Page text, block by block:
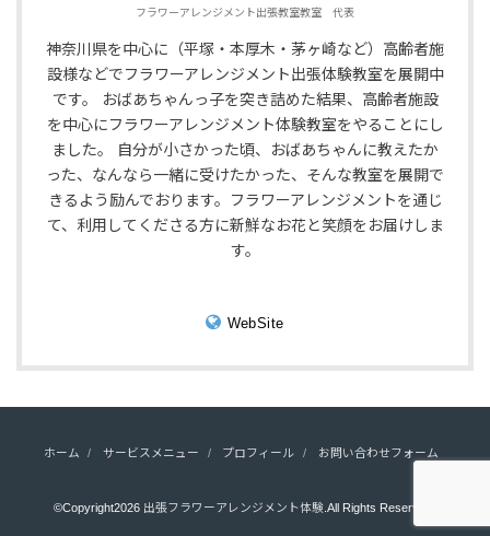
フラワーアレンジメント出張教室教室 代表
神奈川県を中心に（平塚・本厚木・茅ヶ崎など）高齢者施
設様などでフラワーアレンジメント出張体験教室を展開中
です。 おばあちゃんっ子を突き詰めた結果、高齢者施設
を中心にフラワーアレンジメント体験教室をやることにし
ました。 自分が小さかった頃、おばあちゃんに教えたか
った、なんなら一緒に受けたかった、そんな教室を展開で
きるよう励んでおります。フラワーアレンジメントを通じ
て、利用してくださる方に新鮮なお花と笑顔をお届けしま
す。
WebSite
ホーム サービスメニュー プロフィール お問い合わせフォーム
©Copyright2026 出張フラワーアレンジメント体験 .All Rights Reserved.